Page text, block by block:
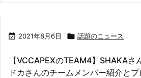
 2021年8月6日  話題のニュース
【VCCAPEXのTEAM4】SHAKAさ
ドカさんのチームメンバー紹介と